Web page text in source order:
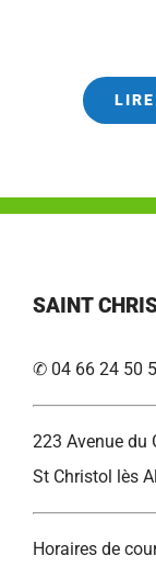
SAINT
✆ 04 66 24 50
223 Avenue du
St Christol lès
Horaires de